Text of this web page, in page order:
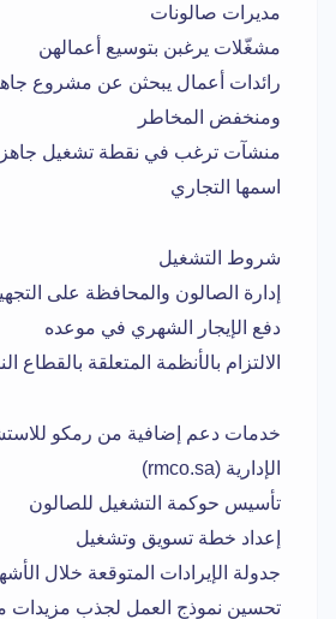
مديرات صالونات
مشغّلات يرغبن بتوسيع أعمالهن
رائدات أعمال يبحثن عن مشروع
ومنخفض المخاطر
منشآت ترغب في نقطة تشغيل
اسمها التجاري
شروط التشغيل
إدارة الصالون والمحافظة على
دفع الإيجار الشهري في موعده
الالتزام بالأنظمة المتعلقة بالقطاع
خدمات دعم إضافية من رمكو
الإدارية (rmco.sa)
تأسيس حوكمة التشغيل للصالون
إعداد خطة تسويق وتشغيل
جدولة الإيرادات المتوقعة خلال
تحسين نموذج العمل لجذب مزيدات